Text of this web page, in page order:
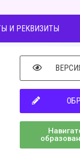
И РЕКВИЗИТЫ